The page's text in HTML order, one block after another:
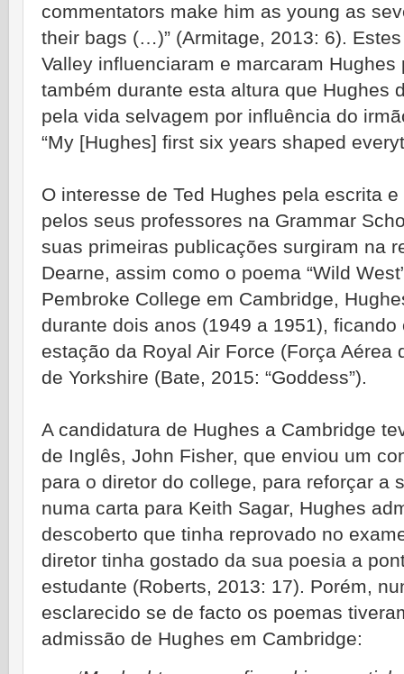
commentators make him as young as
their bags (…)” (Armitage, 2013: 6).
Valley influenciaram e marcaram
também durante esta altura que Hughes
pela vida selvagem por influência do
“My [Hughes] first six years shaped
O interesse de Ted Hughes pela escrita
pelos seus professores na Grammar
suas primeiras publicações surgiram na
Dearne, assim como o poema “Wild
Pembroke College em Cambridge,
durante dois anos (1949 a 1951),
estação da Royal Air Force (Força Aérea
de Yorkshire (Bate, 2015: “Goddess”).
A candidatura de Hughes a Cambridge
de Inglês, John Fisher, que enviou um
para o diretor do college, para reforçar a
numa carta para Keith Sagar, Hughes
descoberto que tinha reprovado no
diretor tinha gostado da sua poesia a
estudante (Roberts, 2013: 17). Porém,
esclarecido se de facto os poemas
admissão de Hughes em Cambridge: